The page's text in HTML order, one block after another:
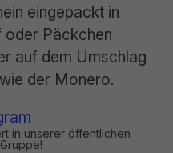
eingepackt in
oder Päckchen
auf dem Umschlag
der Monero.
in unserer öffentlichen